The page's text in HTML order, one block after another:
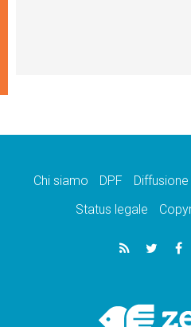
Chi siamo DPF Diffusione
Status legale